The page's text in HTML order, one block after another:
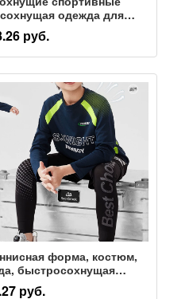
одежда для
для тренировок по
девочек, играющих в
утепленный новый
руб.
форма, костюм,
быстросохнущая
мальчиков, детская
руб.